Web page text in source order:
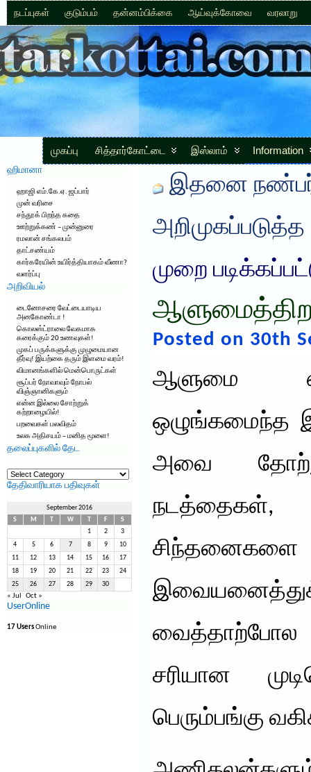
நடப்புகள் குடும்பம் தன்னம்பிக்கை ஆய்வுக்கோவை வரலாறு
முகப்பு சித்தார்கோட்டை இஸ்லாம் Information
ஹிமானா
ஹாஜி எம்.கே.ஏ. ஜப்பார்
முன் வரிசை
சந்தூக் பிறந்த கதை
ஊற்றுக்கண் – முன்னுரை
ரமலான் சங்கலபம்
தாட்சண்யம்
கார்கரேயின் உயிர்த்தியாகம் வீணா?
வளர்ப்பு
அறிவியல்
டைனோசரை வேட்டையாடிய
அனகோண்டா !
கொலஸ்ட்ராலை வேகமாக
கரைக்கும் 20 உணவுகள்!
முகப் பருக்களுக்கு முழுமையான
தீர்வு! இயற்கை தரும் இளமை வரம்!
விமானங்களில் மென்பொருட்கள்
சூப்பர் நோவாவும் நோபல்
விஞ்ஞானிகளும்
என்ன இல்லை சோற்றுக்
கற்றாழையில்!
பறவைகள் பலவிதம்
உலக அதிசயம் – மனித மூளை!
தலைப்புகளில் தேட
தலைப்புகளில்
தேட
தேதிவாரியாக பதிவுகள்
September 2016
S
M W F
S
1
2 3
4 5 6 7 8 9 10
11 12 13 14 15 16 17
18 19 20 21 22 23 24
25 26 27 28 29 30
« Jul Oct »
UserOnline
17 UsersOnline
இதனை
அறிமுகப்படுத்த
முறை
Posted on 30th
ஆளுமை
ஒழுங்கமைந்த
அவை
சரியான
பெரும்பங்கு